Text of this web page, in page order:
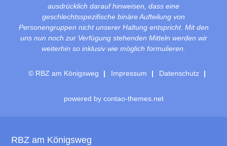
ausdrücklich darauf hinweisen, dass eine
geschlechtsspezifische binäre Aufteilung von
Personengruppen nicht unserer Haltung entspricht. Mit den
uns nun noch zur Verfügung stehenden Mitteln werden wir
weiterhin so inklusiv wie möglich formulieren.
© RBZ am Königsweg Impressum Datenschutz
powered by contao-themes.net
RBZ am Königsweg